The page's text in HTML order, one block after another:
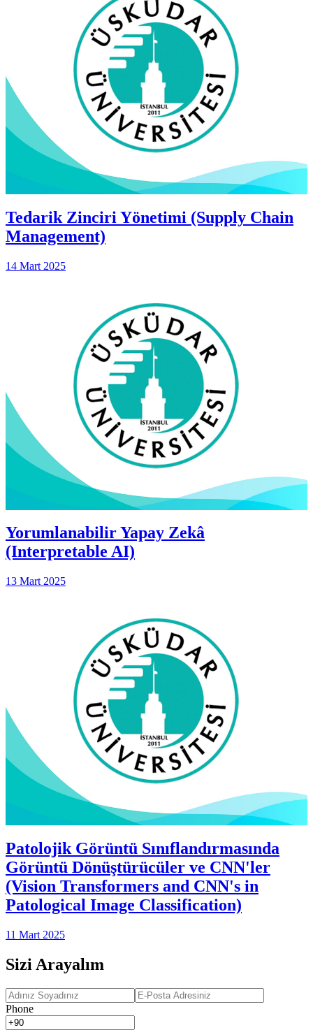
Tedarik Zinciri Yönetimi (Supply Chain
Management)
14 Mart 2025
Yorumlanabilir Yapay Zekâ
(Interpretable AI)
13 Mart 2025
Patolojik Görüntü Sınıflandırmasında
Görüntü Dönüştürücüler ve CNN'ler
(Vision Transformers and CNN's in
Patological Image Classification)
11 Mart 2025
Sizi Arayalım
Phone